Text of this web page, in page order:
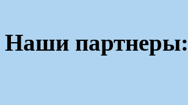
Наши партнеры: